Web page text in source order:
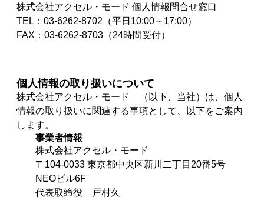
株式会社アクセル・モード 個人情報問合せ窓口
TEL：03-6262-8702（平日10:00～17:00）
FAX：03-6262-8703（24時間受付）
個人情報の取り扱いについて
株式会社アクセル・モード （以下、当社）は、個人
情報の取り扱いに関連する事項として、以下をご案内
します。
事業者情報
株式会社アクセル・モード
〒104-0033 東京都中央区新川二丁目20番5号
NEOビル6F
代表取締役 戸村久